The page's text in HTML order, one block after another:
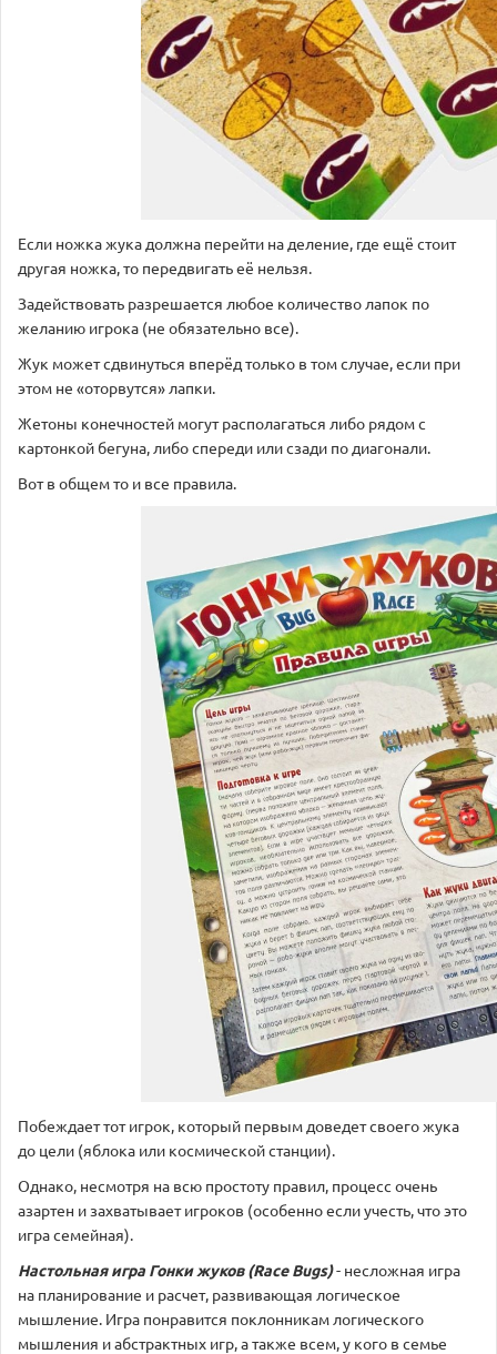
Если ножка жука должна перейти на деление, где ещё стоит
другая ножка, то передвигать её нельзя.
Задействовать разрешается любое количество лапок по
желанию игрока (не обязательно все).
Жук может сдвинуться вперёд только в том случае, если при
этом не «оторвутся» лапки.
Жетоны конечностей могут располагаться либо рядом с
картонкой бегуна, либо спереди или сзади по диагонали.
Вот в общем то и все правила.
Побеждает тот игрок, который первым доведет своего жука
до цели (яблока или космической станции).
Однако, несмотря на всю простоту правил, процесс очень
азартен и захватывает игроков (особенно если учесть, что это
игра семейная).
Настольная игра Гонки жуков (Race Bugs)- несложная игра
на планирование и расчет, развивающая логическое
мышление. Игра понравится поклонникам логического
мышления и абстрактных игр, а также всем, у кого в семье